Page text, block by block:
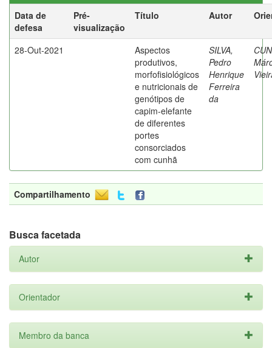
Data de
defesa
Pré-
visualização
Título Autor
28-Out-2021
Aspectos
produtivos,
morfofisiológicos
e nutricionais de
genótipos de
capim-elefante
de diferentes
portes
consorciados
com cunhã
SILVA,
Pedro
Henrique
Ferreira
da
Compartilhamento
Busca facetada
Autor
Orientador
Membro da banca